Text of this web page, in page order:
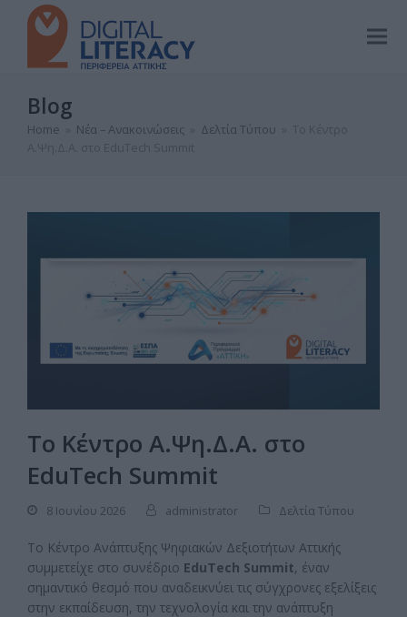
Blog
Home Νέα – Ανακοινώσεις Δελτία Τύπου
Το Κέντρο Α.Ψη.Δ.Α. στο
EduTech Summit
8 Ιουνίου 2026 administrator Δελτία Τύπου
Το Κέντρο Ανάπτυξης Ψηφιακών Δεξιοτήτων Αττικής
συμμετείχε στο συνέδριο EduTech Summit, έναν
σημαντικό θεσμό που αναδεικνύει τις σύγχρονες εξελίξεις
στην εκπαίδευση, την τεχνολογία και την ανάπτυξη